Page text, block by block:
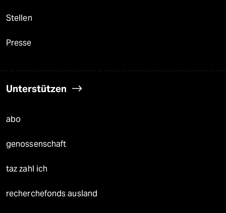
Stellen
Presse
Unterstützen
abo
genossenschaft
taz zahl ich
recherchefonds ausland